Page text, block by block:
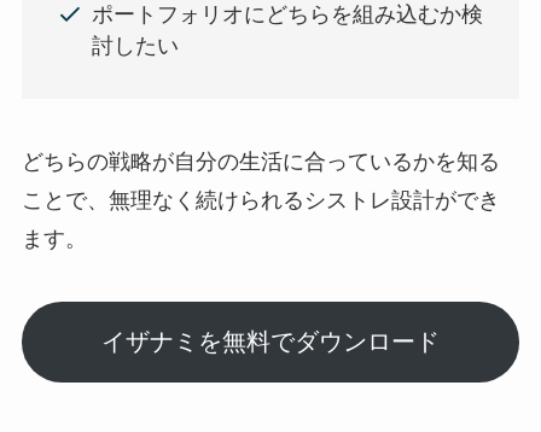
ポートフォリオにどちらを組み込むか検
討したい
どちらの戦略が自分の生活に合っているかを知る
ことで、無理なく続けられるシストレ設計ができ
ます。
イザナミを無料でダウンロード